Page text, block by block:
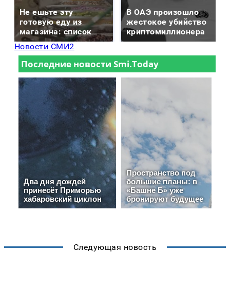
Не ешьте эту
готовую еду из
магазина: список
В ОАЭ произошло
жестокое убийство
криптомиллионера
Новости СМИ2
Следующая новость